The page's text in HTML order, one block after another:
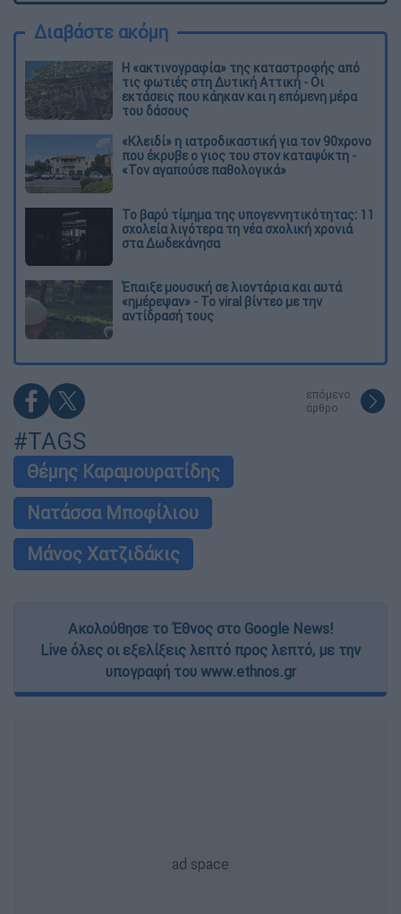
Διαβάστε ακόμη
Η «ακτινογραφία» της καταστροφής από
τις φωτιές στη Δυτική Αττική - Οι
εκτάσεις που κάηκαν και η επόμενη μέρα
του δάσους
«Κλειδί» η ιατροδικαστική για τον 90χρονο
που έκρυβε ο γιος του στον καταψύκτη -
«Τον αγαπούσε παθολογικά»
Το βαρύ τίμημα της υπογεννητικότητας: 11
σχολεία λιγότερα τη νέα σχολική χρονιά
στα Δωδεκάνησα
Έπαιξε μουσική σε λιοντάρια και αυτά
«ημέρεψαν» - Το viral βίντεο με την
αντίδρασή τους
επόμενο
άρθρο
#TAGS
Θέμης Καραμουρατίδης
Νατάσσα Μποφίλιου
Μάνος Χατζιδάκις
Ακολούθησε το Έθνος στο Google News!
Live όλες οι εξελίξεις λεπτό προς λεπτό, με την
υπογραφή του www.ethnos.gr